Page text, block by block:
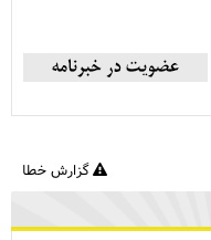
گزارش خطا